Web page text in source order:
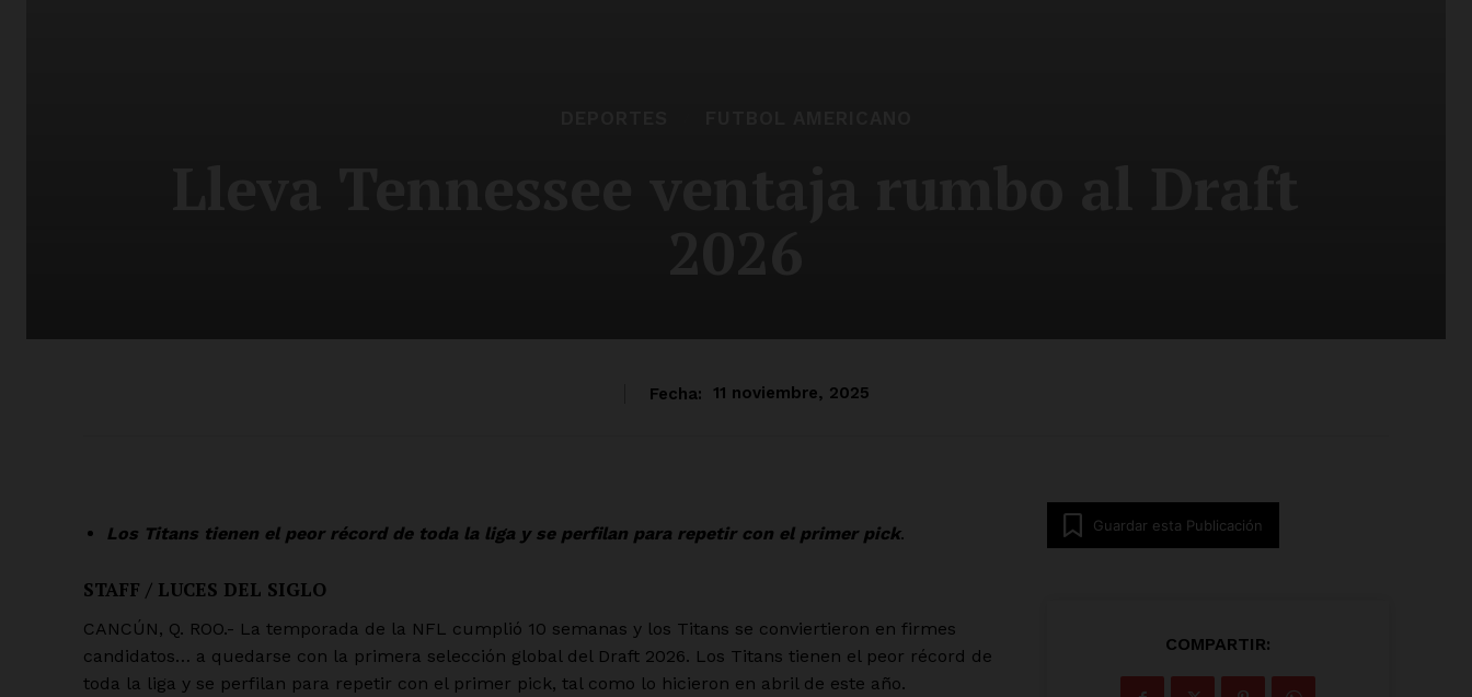
Fecha: 11 noviembre, 2025
Los Titans tienen el peor récord de toda la liga y se perfilan para repetir con el primer pick.
STAFF / LUCES DEL SIGLO
CANCÚN, Q. ROO.- La temporada de la NFL cumplió 10 semanas y los Titans se conviertieron en firmes
candidatos… a quedarse con la primera selección global del Draft 2026. Los Titans tienen el peor récord de
toda la liga y se perfilan para repetir con el primer pick, tal como lo hicieron en abril de este año.
Guardar esta Publicación
COMPARTIR: